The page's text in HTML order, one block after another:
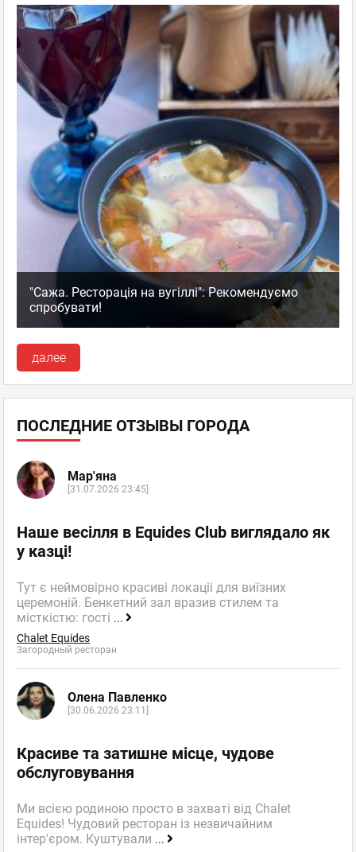
"Сажа. Ресторація на вугіллі": Рекомендуємо
спробувати!
далее
ПОСЛЕДНИЕ ОТЗЫВЫ ГОРОДА
Мар'яна
[31.07.2026 23:45]
Наше весілля в Equides Club виглядало як
у казці!
Тут є неймовірно красиві локаціі для виїзних
церемоній. Бенкетний зал вразив стилем та
місткістю: гості ...
Chalet Equides
Загородный ресторан
Олена Павленко
[30.06.2026 23:11]
Красиве та затишне місце, чудове
обслуговування
Ми всією родиною просто в захваті від Chalet
Equides! Чудовий ресторан із незвичайним
інтер'єром. Куштували ...